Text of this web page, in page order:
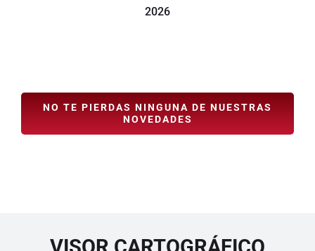
2026
NO TE PIERDAS NINGUNA DE NUESTRAS
NOVEDADES